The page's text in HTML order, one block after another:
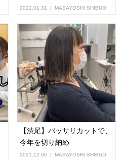
2022.01.31 MASAYOSHI SHIBUO
【渋尾】バッサリカットで、
今年を切り納め
2021.12.06 MASAYOSHI SHIBUO